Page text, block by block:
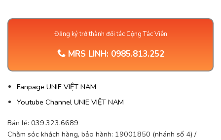
Đăng ký trở thành đối tác Cộng Tác Viên
MRS LINH: 0985.813.252
Fanpage UNIE VIỆT NAM
Youtube Channel UNIE VIỆT NAM
Bán lẻ: 039.323.6689
Chăm sóc khách hàng, bảo hành: 19001850 (nhánh số 4) /